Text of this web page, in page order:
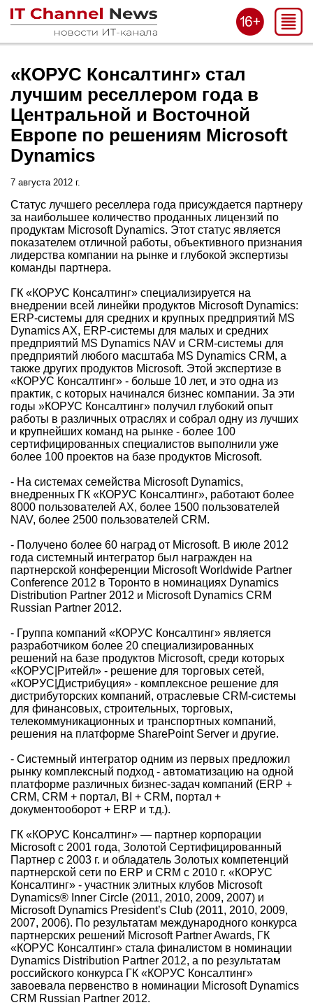
«КОРУС Консалтинг» стал
лучшим реселлером года в
Центральной и Восточной
Европе по решениям Microsoft
Dynamics
7 августа 2012 г.
Статус лучшего реселлера года присуждается партнеру
за наибольшее количество проданных лицензий по
продуктам Microsoft Dynamics. Этот статус является
показателем отличной работы, объективного признания
лидерства компании на рынке и глубокой экспертизы
команды партнера.
ГК «КОРУС Консалтинг» специализируется на
внедрении всей линейки продуктов Microsoft Dynamics:
ERP-системы для средних и крупных предприятий MS
Dynamics AX, ERP-системы для малых и средних
предприятий MS Dynamics NAV и CRM-системы для
предприятий любого масштаба MS Dynamics CRM, а
также других продуктов Microsoft. Этой экспертизе в
«КОРУС Консалтинг» - больше 10 лет, и это одна из
практик, с которых начинался бизнес компании. За эти
годы »КОРУС Консалтинг» получил глубокий опыт
работы в различных отраслях и собрал одну из лучших
и крупнейших команд на рынке - более 100
сертифицированных специалистов выполнили уже
более 100 проектов на базе продуктов Microsoft.
- На системах семейства Microsoft Dynamics,
внедренных ГК «КОРУС Консалтинг», работают более
8000 пользователей AX, более 1500 пользователей
NAV, более 2500 пользователей CRM.
- Получено более 60 наград от Microsoft. В июле 2012
года системный интегратор был награжден на
партнерской конференции Microsoft Worldwide Partner
Conference 2012 в Торонто в номинациях Dynamics
Distribution Partner 2012 и Microsoft Dynamics CRM
Russian Partner 2012.
- Группа компаний «КОРУС Консалтинг» является
разработчиком более 20 специализированных
решений на базе продуктов Microsoft, среди которых
«КОРУС|Ритейл» - решение для торговых сетей,
«КОРУС|Дистрибуция» - комплексное решение для
дистрибуторских компаний, отраслевые CRM-системы
для финансовых, строительных, торговых,
телекоммуникационных и транспортных компаний,
решения на платформе SharePoint Server и другие.
- Системный интегратор одним из первых предложил
рынку комплексный подход - автоматизацию на одной
платформе различных бизнес-задач компаний (ERP +
CRM, CRM + портал, BI + CRM, портал +
документооборот + ERP и т.д.).
ГК «КОРУС Консалтинг» — партнер корпорации
Microsoft c 2001 года, Золотой Сертифицированный
Партнер с 2003 г. и обладатель Золотых компетенций
партнерской сети по ERP и CRM с 2010 г. «КОРУС
Консалтинг» - участник элитных клубов Microsoft
Dynamics® Inner Circle (2011, 2010, 2009, 2007) и
Microsoft Dynamics President’s Club (2011, 2010, 2009,
2007, 2006). По результатам международного конкурса
партнерских решений Microsoft Partner Awards, ГК
«КОРУС Консалтинг» стала финалистом в номинации
Dynamics Distribution Partner 2012, а по результатам
российского конкурса ГК «КОРУС Консалтинг»
завоевала первенство в номинации Microsoft Dynamics
CRM Russian Partner 2012.